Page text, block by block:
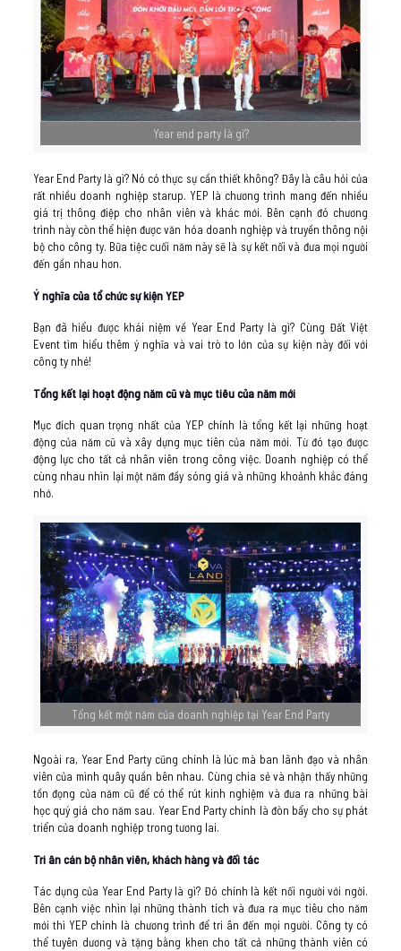
Year end party là gì?
Year End Party là gì? Nó có thực sự cần thiết không? Đây là câu hỏi của
rất nhiều doanh nghiệp starup. YEP là chương trình mang đến nhiều
giá trị thông điệp cho nhân viên và khác mới. Bên cạnh đó chương
trình này còn thể hiện được văn hóa doanh nghiệp và truyền thông nội
bộ cho công ty. Bữa tiệc cuối năm này sẽ là sự kết nối và đưa mọi người
đến gần nhau hơn.
Ý nghĩa của tổ chức sự kiện YEP
Bạn đã hiểu được khái niệm về Year End Party là gì? Cùng Đất Việt
Event tìm hiểu thêm ý nghĩa và vai trò to lớn của sự kiện này đối với
công ty nhé!
Tổng kết lại hoạt động năm cũ và mục tiêu của năm mới
Mục đích quan trọng nhất của YEP chính là tổng kết lại những hoạt
động của năm cũ và xây dựng mục tiên của năm mới. Từ đó tạo được
động lực cho tất cả nhân viên trong công việc. Doanh nghiệp có thể
cùng nhau nhìn lại một năm đầy sóng giá và những khoảnh khắc đáng
nhớ.
Tổng kết một năm của doanh nghiệp tại Year End Party
Ngoài ra, Year End Party cũng chính là lúc mà ban lãnh đạo và nhân
viên của mình quây quần bên nhau. Cùng chia sẻ và nhận thấy những
tồn đọng của năm cũ để có thể rút kinh nghiệm và đưa ra những bài
học quý giá cho năm sau. Year End Party chính là đòn bẩy cho sự phát
triển của doanh nghiệp trong tương lai.
Tri ân cán bộ nhân viên, khách hàng và đối tác
Tác dụng của Year End Party là gì? Đó chính là kết nối người với ngời.
Bên cạnh việc nhìn lại những thành tích và đưa ra mục tiêu cho năm
mới thì YEP chính là chương trình để tri ân đến mọi người. Công ty có
thể tuyên dương và tặng bằng khen cho tất cả những thành viên có